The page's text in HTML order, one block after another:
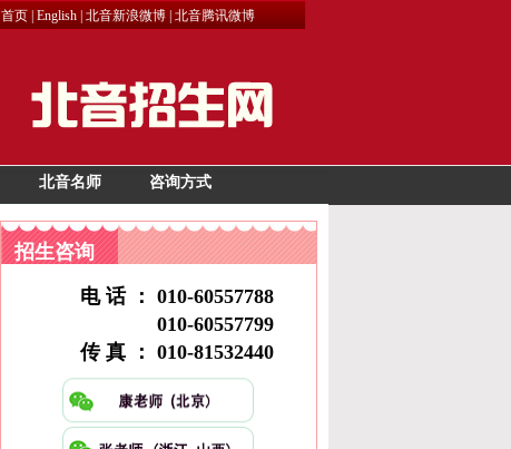
首页 English 北音新浪微博 北音腾讯微博
北音名师 咨询方式
招生咨询
电 话 ： 010-60557788
010-60557799
传 真 ： 010-81532440